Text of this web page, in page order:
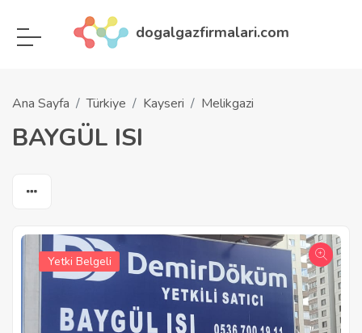
dogalgazfirmalari.com
Ana Sayfa Türkiye Kayseri Melikgazi
BAYGÜL ISI
Yetki Belgeli